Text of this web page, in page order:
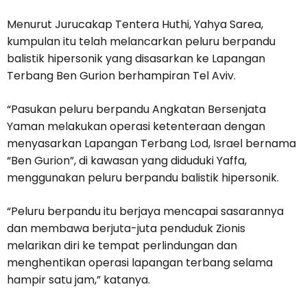
Menurut Jurucakap Tentera Huthi, Yahya Sarea,
kumpulan itu telah melancarkan peluru berpandu
balistik hipersonik yang disasarkan ke Lapangan
Terbang Ben Gurion berhampiran Tel Aviv.
“Pasukan peluru berpandu Angkatan Bersenjata
Yaman melakukan operasi ketenteraan dengan
menyasarkan Lapangan Terbang Lod, Israel bernama
“Ben Gurion”, di kawasan yang diduduki Yaffa,
menggunakan peluru berpandu balistik hipersonik.
“Peluru berpandu itu berjaya mencapai sasarannya
dan membawa berjuta-juta penduduk Zionis
melarikan diri ke tempat perlindungan dan
menghentikan operasi lapangan terbang selama
hampir satu jam,” katanya.